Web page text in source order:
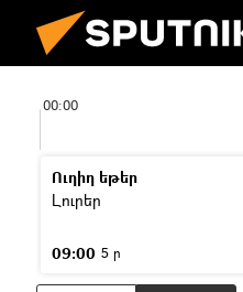
00:00
Ուղիղ եթեր
Լուրեր
09:00 5 ր